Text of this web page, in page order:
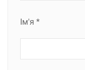
Ім'я *